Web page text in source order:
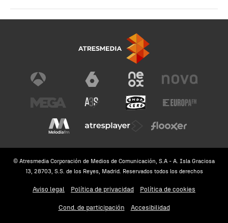
© Atresmedia Corporación de Medios de Comunicación, S.A - A. Isla Graciosa
13, 28703, S.S. de los Reyes, Madrid. Reservados todos los derechos
Aviso legal Política de privacidad Política de cookies
Cond. de participación Accesibilidad